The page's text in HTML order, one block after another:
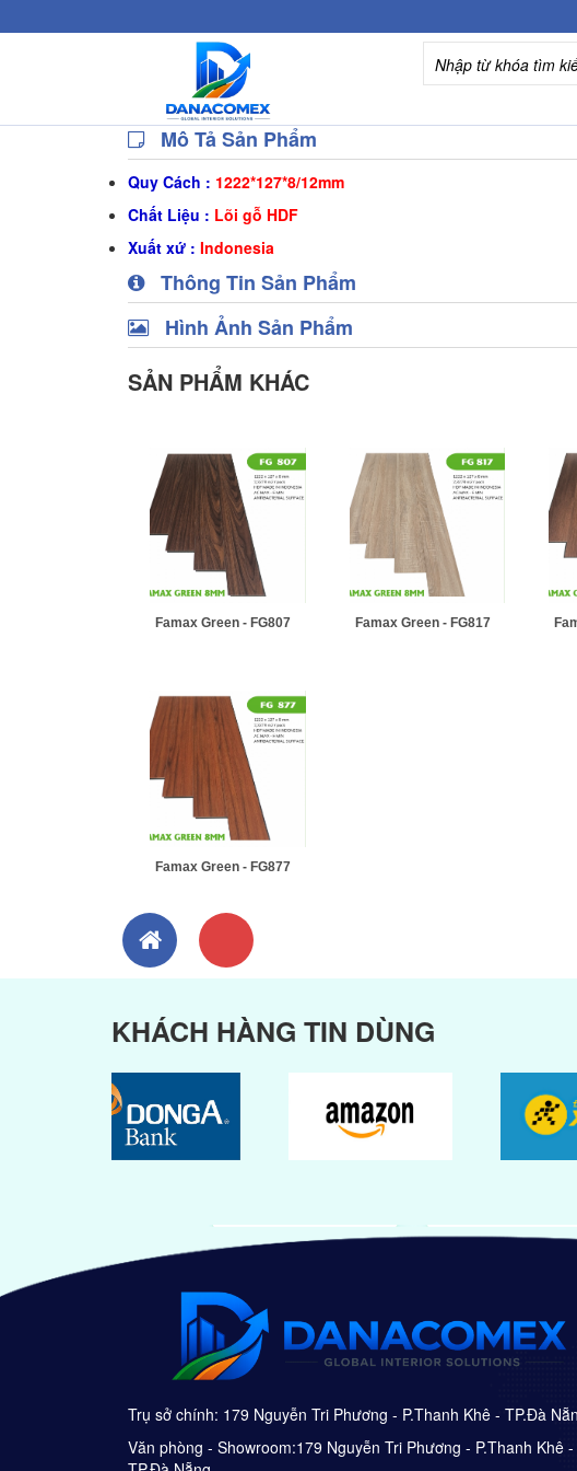
Mô Tả Sản Phẩm
Quy Cách : 1222*127*8/12mm
Chất Liệu : Lõi gỗ HDF
Xuất xứ : Indonesia
Thông Tin Sản Phẩm
Hình Ảnh Sản Phẩm
SẢN PHẨM KHÁC
Famax Green - FG807 Famax Green - FG817
Famax Green - FG877
KHÁCH HÀNG TIN DÙNG
Trụ sở chính: 179 Nguyễn Tri Phương - P.Thanh Khê - TP.Đà
Văn phòng - Showroom:179 Nguyễn Tri Phương - P.Thanh Khê -